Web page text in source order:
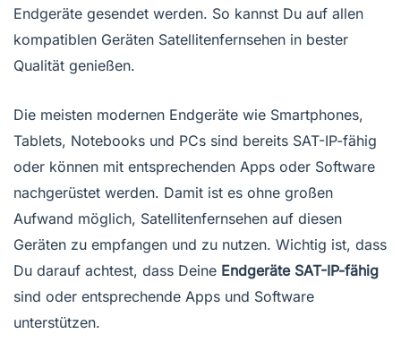
Endgeräte gesendet werden. So kannst Du auf allen
kompatiblen Geräten Satellitenfernsehen in bester
Qualität genießen.
Die meisten modernen Endgeräte wie Smartphones,
Tablets, Notebooks und PCs sind bereits SAT-IP-fähig
oder können mit entsprechenden Apps oder Software
nachgerüstet werden. Damit ist es ohne großen
Aufwand möglich, Satellitenfernsehen auf diesen
Geräten zu empfangen und zu nutzen. Wichtig ist, dass
Du darauf achtest, dass Deine Endgeräte SAT-IP-fähig
sind oder entsprechende Apps und Software
unterstützen.